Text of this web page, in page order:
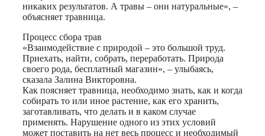
никаких результатов. А травы – они натуральные», –
объясняет травница.
Процесс сбора трав
«Взаимодействие с природой – это большой труд.
Приехать, найти, собрать, переработать. Природа
своего рода, бесплатный магазин», – улыбаясь,
сказала Залина Викторовна.
Как поясняет травница, необходимо знать, как и когда
собирать то или иное растение, как его хранить,
заготавливать, что делать и в каком случае
применять. Нарушение одного из этих условий
может поставить на нет весь процесс и необходимый